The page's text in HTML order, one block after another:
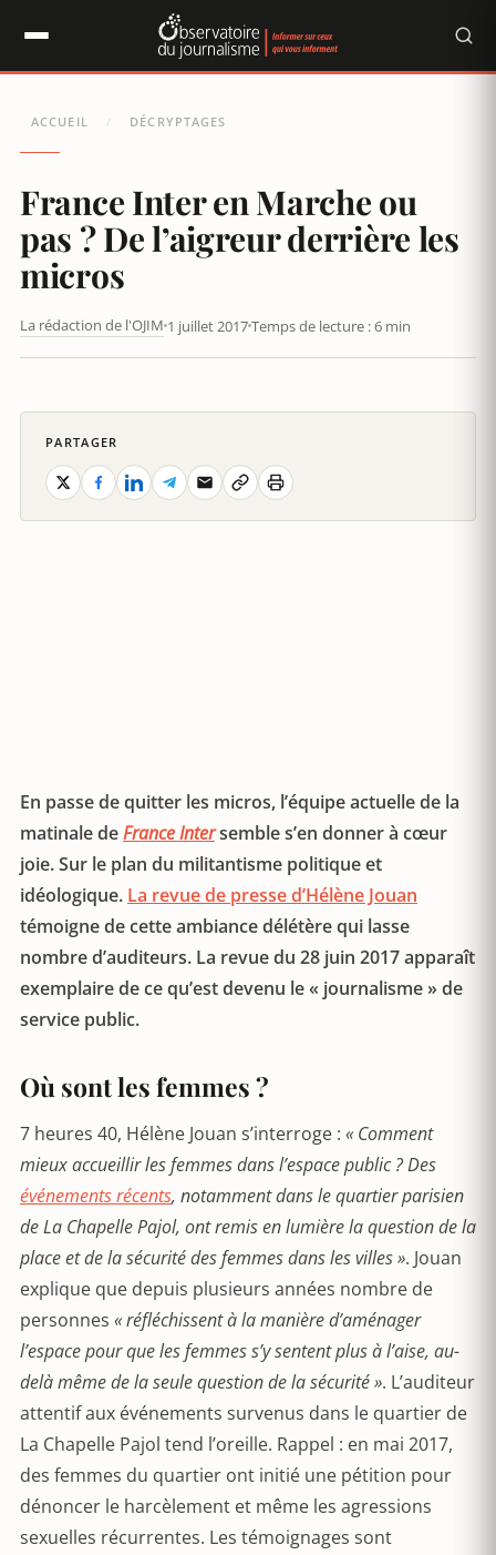
ACCUEIL / DÉCRYPTAGES
France Inter en Marche ou
pas ? De l’aigreur derrière les
micros
La rédaction de l'OJIM 1 juillet 2017Temps de lecture : 6 min
En passe de quitter les micros, l’équipe actuelle de la
matinale deFrance Intersemble s’en donner à cœur
joie. Sur le plan du militantisme politique et
idéologique. La revue de presse d’Hélène Jouan
témoigne de cette ambiance délétère qui lasse
nombre d’auditeurs. La revue du 28 juin 2017 apparaît
exemplaire de ce qu’est devenu le « journalisme » de
service public.
Où sont les femmes ?
7 heures 40, Hélène Jouan s’interroge : « Comment
mieux accueillir les femmes dans l’espace public ? Des
événements récents, notamment dans le quartier parisien
de La Chapelle Pajol, ont remis en lumière la question de la
place et de la sécurité des femmes dans les villes ». Jouan
explique que depuis plusieurs années nombre de
personnes « réfléchissent à la manière d’aménager
l’espace pour que les femmes s’y sentent plus à l’aise, au-
delà même de la seule question de la sécurité ». L’auditeur
attentif aux événements survenus dans le quartier de
La Chapelle Pajol tend l’oreille. Rappel : en mai 2017,
des femmes du quartier ont initié une pétition pour
dénoncer le harcèlement et même les agressions
sexuelles récurrentes. Les témoignages sont
PARTAGER
Panneau de gestion des cookies